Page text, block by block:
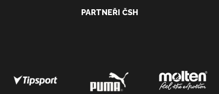
PARTNEŘI ČSH